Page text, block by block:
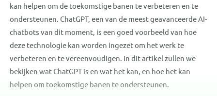
kan helpen om de toekomstige banen te verbeteren en te
ondersteunen. ChatGPT, een van de meest geavanceerde AI-
chatbots van dit moment, is een goed voorbeeld van hoe
deze technologie kan worden ingezet om het werk te
verbeteren en te vereenvoudigen. In dit artikel zullen we
bekijken wat ChatGPT is en wat het kan, en hoe het kan
helpen om toekomstige banen te ondersteunen.